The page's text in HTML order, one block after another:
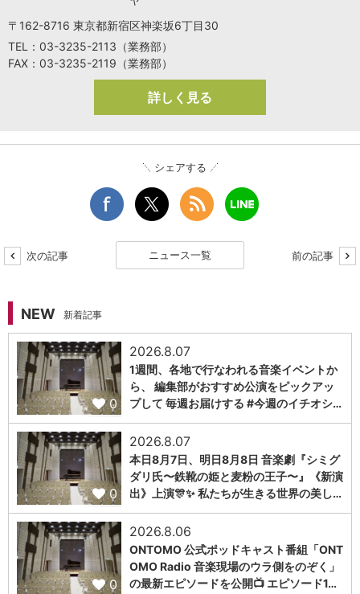
〒162-8716 東京都新宿区神楽坂6丁目30
TEL：03-3235-2113（業務部）
FAX：03-3235-2119（業務部）
詳しく見る
シェアする
次の記事 ニュース一覧 前の記事
NEW 新着記事
0
2026.8.07
1週間、各地で行なわれる音楽イベントか
ら、 編集部がおすすめ公演をピックアッ
プして 毎週お届けする #今週のイチオシ…
0
2026.8.07
本日8月7日、明日8月8日 音楽劇『シミグ
ダリ氏〜鉄靴の姫と麦粉の王子〜』《新演
出》上演🎊✨ 私たちが生きる世界の美し…
0
2026.8.06
ONTOMO 公式ポッドキャスト番組「ONT
OMO Radio 音楽現場のウラ側をのぞく」
の最新エピソードを公開📺 エピソード1…